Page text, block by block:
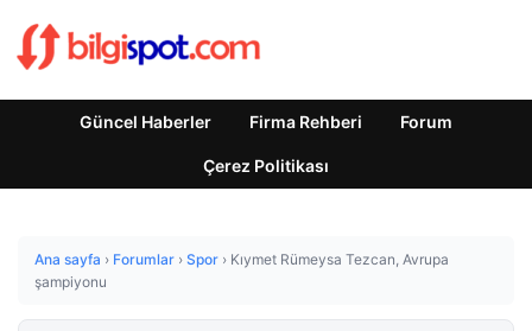
Güncel Haberler Firma Rehberi Forum
Çerez Politikası
Ana sayfa › Forumlar › Spor › Kıymet Rümeysa Tezcan, Avrupa
şampiyonu